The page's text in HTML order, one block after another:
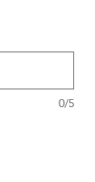
0/5